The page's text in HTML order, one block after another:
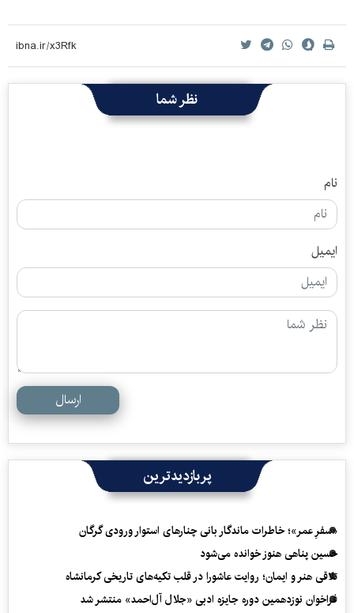
نظر شما
نام
ایمیل
ارسال
پربازدیدترین
«سفرِ عمر»؛ خاطرات ماندگار بانی چنارهای استوار ورودی گرگان
حسین پناهی هنوز خوانده می‌شود
تلاقی هنر و ایمان؛ روایت عاشورا در قلب تکیه‌های تاریخی کرمانشاه
فراخوان نوزدهمین دوره جایزه ادبی «جلال آل‌احمد» منتشر شد